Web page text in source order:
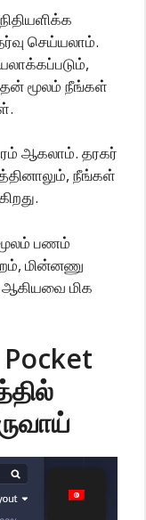
செய்யலாம்.
மூலம் நீங்கள்
ஆகலாம். தரகர்
நீங்கள்
பணம்
மின்னணு
ஆகியவை மிக